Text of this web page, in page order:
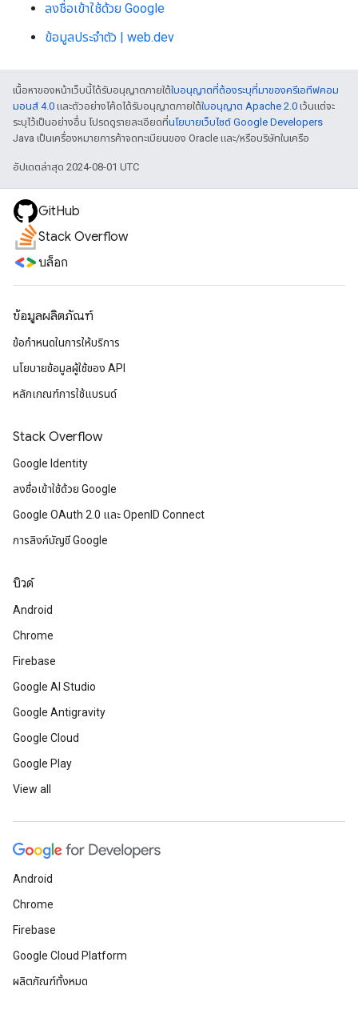
ลงชื่อเข้าใช้ด้วย Google
ข้อมูลประจำตัว | web.dev
เนื้อหาของหน้าเว็บนี้ได้รับอนุญาตภายใต้ใบอนุญาตที่ต้องระบุที่มาของครีเอทีฟคอม
มอนส์ 4.0 และตัวอย่างโค้ดได้รับอนุญาตภายใต้ใบอนุญาต Apache 2.0 เว้นแต่จะ
ระบุไว้เป็นอย่างอื่น โปรดดูรายละเอียดที่นโยบายเว็บไซต์ Google Developers
Java เป็นเครื่องหมายการค้าจดทะเบียนของ Oracle และ/หรือบริษัทในเครือ
อัปเดตล่าสุด 2024-08-01 UTC
GitHub
Stack Overflow
บล็อก
ข้อมูลผลิตภัณฑ์
ข้อกำหนดในการให้บริการ
นโยบายข้อมูลผู้ใช้ของ API
หลักเกณฑ์การใช้แบรนด์
Stack Overflow
Google Identity
ลงชื่อเข้าใช้ด้วย Google
Google OAuth 2.0 และ OpenID Connect
การลิงก์บัญชี Google
บิวด์
Android
Chrome
Firebase
Google AI Studio
Google Antigravity
Google Cloud
Google Play
View all
Android
Chrome
Firebase
Google Cloud Platform
ผลิตภัณฑ์ทั้งหมด